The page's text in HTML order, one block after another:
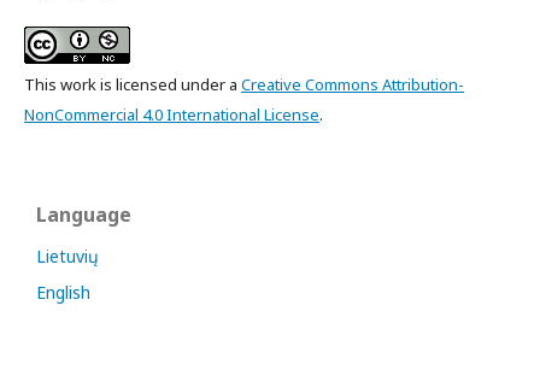
This work is licensed under a Creative Commons Attribution-
NonCommercial 4.0 International License.
Language
Lietuvių
English